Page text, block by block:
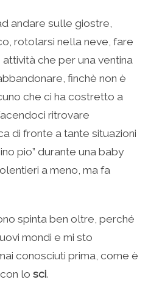
andare sulle giostre,
rotolarsi nella neve, fare
che per una ventina
finchè non è
che ci ha costretto a
ritrovare
di fronte a tante situazioni
pio” durante una baby
a meno, ma fa
spinta ben oltre, perché
mondi e mi sto
conosciuti prima, come è
lo sci.